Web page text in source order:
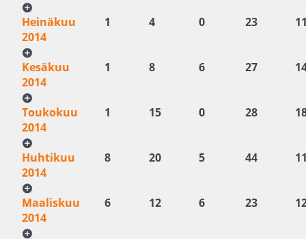
Heinäkuu
2014
1 4 0 23
Kesäkuu
2014
1 8 6 27
Toukokuu
2014
1 15 0 28
Huhtikuu
2014
8 20 5 44
Maaliskuu
2014
6 12 6 23